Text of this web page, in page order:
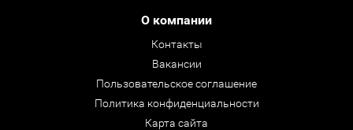
О компании
Контакты
Вакансии
Пользовательское соглашение
Политика конфиденциальности
Карта сайта